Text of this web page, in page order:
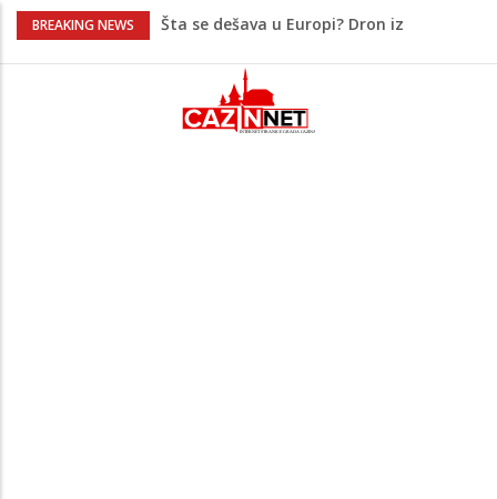
BREAKING NEWS
Šta se dešava u Europi? Dron iz
kod gasovoda
Bebe koje odrastaju uz pse su zdravije:
Evo šta ih štiti